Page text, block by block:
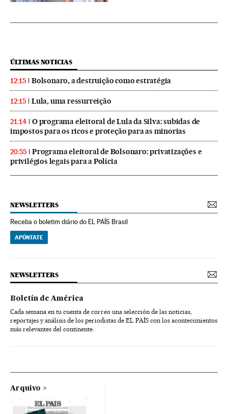
ÚLTIMAS NOTICIAS
12:15 Bolsonaro, a destruição como estratégia
12:15 Lula, uma ressurreição
21:14
O programa eleitoral de Lula da Silva: subidas de
impostos para os ricos e proteção para as minorias
20:55
Programa eleitoral de Bolsonaro: privatizações e
privilégios legais para a Polícia
NEWSLETTERS
Receba o boletim diário do EL PAÍS Brasil
APÚNTATE
NEWSLETTERS
Boletín de América
Cada semana en tu cuenta de correo una selección de las noticias,
reportajes y análisis de los periodistas de EL PAÍS con los acontecimientos
más relevantes del continente.
Arquivo